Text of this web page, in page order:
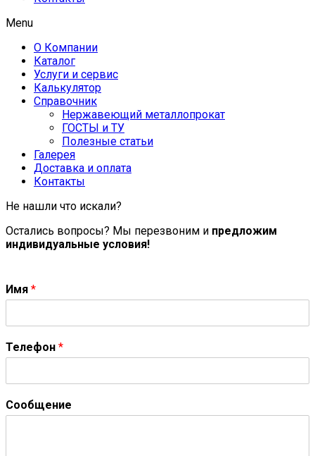
Menu
О Компании
Каталог
Услуги и сервис
Калькулятор
Справочник
Нержавеющий металлопрокат
ГОСТЫ и ТУ
Полезные статьи
Галерея
Доставка и оплата
Контакты
Не нашли что искали?
Остались вопросы? Мы перезвоним и предложим
индивидуальные условия!
Имя *
Телефон *
Сообщение